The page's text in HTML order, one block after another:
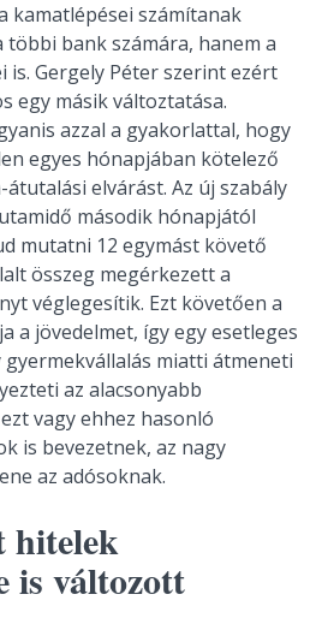
kamatlépései számítanak
bank számára, hanem a
is. Gergely Péter szerint ezért
egy másik változtatása.
azzal a gyakorlattal, hogy
egyes hónapjában kötelező
elvárást. Az új szabály
második hónapjától
mutatni 12 egymást követő
összeg megérkezett a
véglegesítik. Ezt követően a
a jövedelmet, így egy esetleges
miatti átmeneti
az alacsonyabb
vagy ehhez hasonló
is bevezetnek, az nagy
az adósoknak.
hitelek
is változott